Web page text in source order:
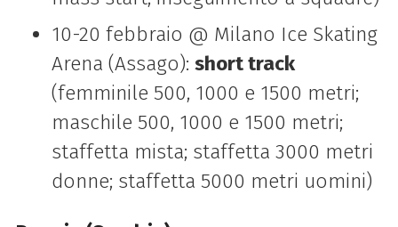
10-20 febbraio @ Milano Ice Skating
Arena (Assago): short track
(femminile 500, 1000 e 1500 metri;
maschile 500, 1000 e 1500 metri;
staffetta mista; staffetta 3000 metri
donne; staffetta 5000 metri uomini)